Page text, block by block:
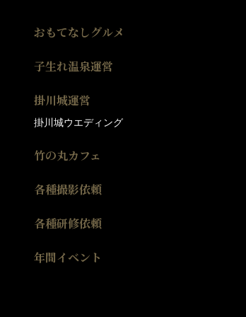
おもてなしグルメ
子生れ温泉運営
掛川城運営
掛川城ウエディング
竹の丸カフェ
各種撮影依頼
各種研修依頼
年間イベント